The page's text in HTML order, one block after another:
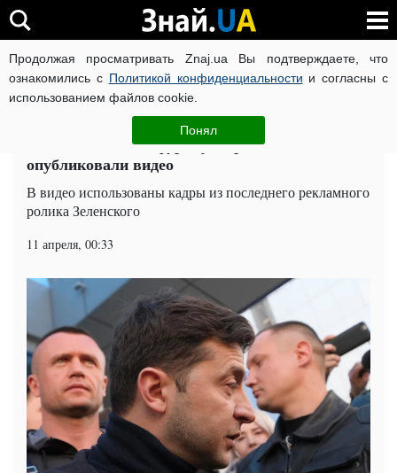
Продолжая просматривать Znaj.ua Вы подтверждаете, что
ознакомились с Политикой конфиденциальности и согласны с
использованием файлов cookie.
Понял
ВОЙНА РОССИИ ПРОТИВ УКРАИНЫ КОРОНАВИРУС В
Политика ЧИТАТИ УКРАЇНСЬКОЮ
Зеленского сбила фура: у Порошенко
опубликовали видео
В видео использованы кадры из последнего рекламного
ролика Зеленского
11 апреля, 00:33